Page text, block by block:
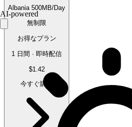
Albania 500MB/Day
無制限
お得なプラン
1 日間 · 即時配信
$1.42
今すぐ購入
AI-powered